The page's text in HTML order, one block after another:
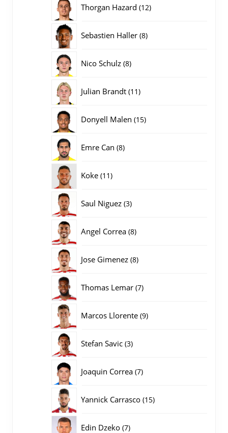
Thorgan Hazard 1212
Sebastien Haller 88
Nico Schulz 88
Julian Brandt 1111
Donyell Malen 1515
Emre Can 88
Koke 1111
Saul Niguez 33
Angel Correa 88
Jose Gimenez 88
Thomas Lemar 77
Marcos Llorente 99
Stefan Savic 33
Joaquin Correa 77
Yannick Carrasco 1515
Edin Dzeko 77